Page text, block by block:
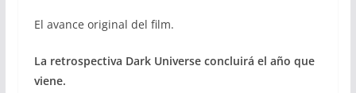
El avance original del film.
La retrospectiva Dark Universe concluirá el año que
viene.